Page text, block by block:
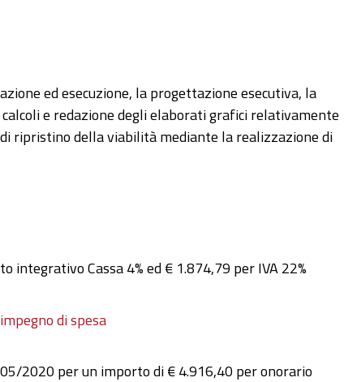
ed esecuzione, la progettazione esecutiva, la
e redazione degli elaborati grafici relativamente
ripristino della viabilità mediante la realizzazione di
Cassa 4% ed € 1.874,79 per IVA 22%
di spesa
2020 per un importo di € 4.916,40 per onorario